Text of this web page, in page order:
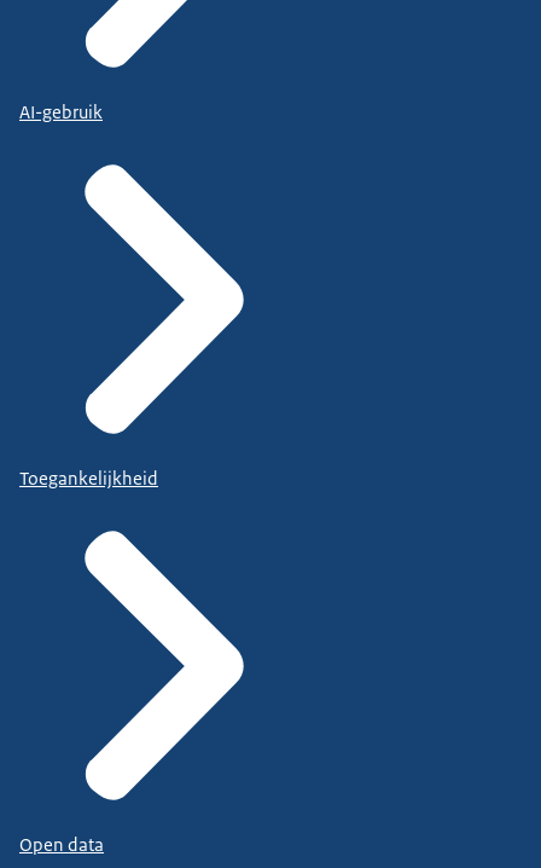
AI-gebruik
Toegankelijkheid
Open data